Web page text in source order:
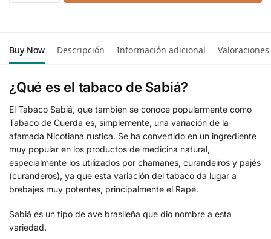
Buy Now Descripción Información adicional Valoraciones
¿Qué es el tabaco de Sabiá?
El Tabaco Sabiá, que también se conoce popularmente como
Tabaco de Cuerda es, simplemente, una variación de la
afamada Nicotiana rustica. Se ha convertido en un ingrediente
muy popular en los productos de medicina natural,
especialmente los utilizados por chamanes, curandeiros y pajés
(curanderos), ya que esta variación del tabaco da lugar a
brebajes muy potentes, principalmente el Rapé.
Sabiá es un tipo de ave brasileña que dio nombre a esta
variedad.